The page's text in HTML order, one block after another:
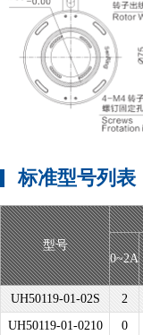
标准型号列表
型号
0~2A
UH50119-01-02S
2
UH50119-01-0210
0